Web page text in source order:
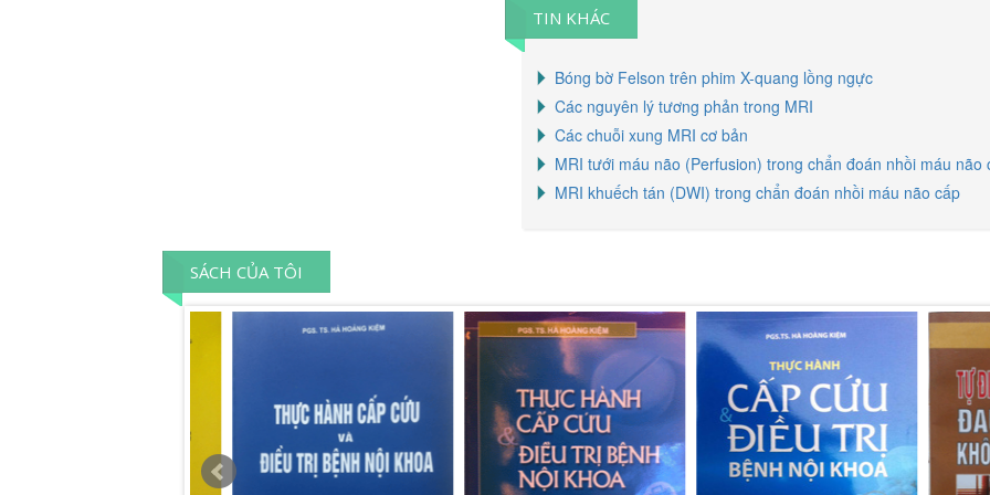
TIN KHÁC
Bóng bờ Felson trên phim X-quang lồng ngực
Các nguyên lý tương phản trong MRI
Các chuỗi xung MRI cơ bản
MRI tưới máu não (Perfusion) trong chẩn đoán nhồi máu não
MRI khuếch tán (DWI) trong chẩn đoán nhồi máu não cấp
SÁCH CỦA TÔI